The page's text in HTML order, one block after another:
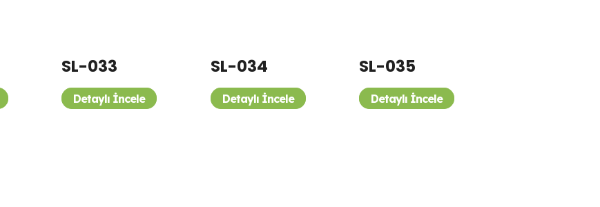
SL-033
Detaylı İncele
SL-034
Detaylı İncele
SL-035
Detaylı İncele